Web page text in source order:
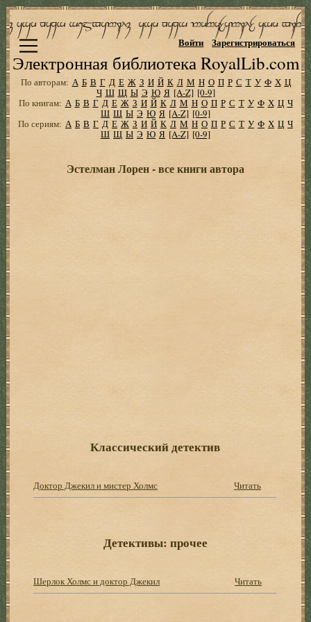
Электронная библиотека RoyalLib.com
Войти Зарегистрироваться
По авторам: А Б В Г Д Е Ж З И Й К Л М Н О П Р С Т У Ф Х Ц
Ч Ш Щ Ы Э Ю Я [A-Z] [0-9]
По книгам: А Б В Г Д Е Ж З И Й К Л М Н О П Р С Т У Ф Х Ц Ч
Ш Щ Ы Э Ю Я [A-Z] [0-9]
По сериям: А Б В Г Д Е Ж З И Й К Л М Н О П Р С Т У Ф Х Ц Ч
Ш Щ Ы Э Ю Я [A-Z] [0-9]
Эстелман Лорен - все книги автора
Классический детектив
Доктор Джекил и мистер Холмс Читать
Детективы: прочее
Шерлок Холмс и доктор Джекил Читать